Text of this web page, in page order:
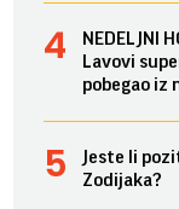
NEDELJNI
Lavovi
pobegao iz
Jeste li
Zodijaka?